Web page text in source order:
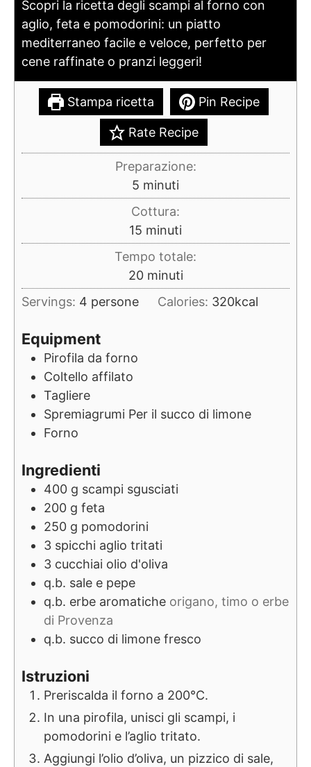
Scopri la ricetta degli scampi al forno con
aglio, feta e pomodorini: un piatto
mediterraneo facile e veloce, perfetto per
cene raffinate o pranzi leggeri!
Stampa ricetta Pin Recipe
Rate Recipe
Preparazione:
5 minuti
minuti
Cottura:
15 minuti
minuti
Tempo totale:
20minuti
minuti
Servings: 4 persone Calories: 320kcal
Equipment
Pirofila da forno
Coltello affilato
Tagliere
Spremiagrumi Per il succo di limone
Forno
Ingredienti
400 g scampi sgusciati
200 g feta
250 g pomodorini
3 spicchi aglio tritati
3 cucchiai olio d'oliva
q.b. sale e pepe
q.b. erbe aromatiche origano, timo o erbe
di Provenza
q.b. succo di limone fresco
Istruzioni
Preriscalda il forno a 200°C.
In una pirofila, unisci gli scampi, i
pomodorini e l’aglio tritato.
Aggiungi l’olio d’oliva, un pizzico di sale,